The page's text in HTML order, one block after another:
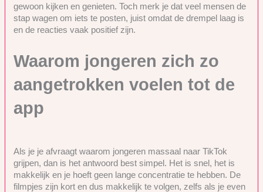
gewoon kijken en genieten. Toch merk je dat veel mensen de
stap wagen om iets te posten, juist omdat de drempel laag is
en de reacties vaak positief zijn.
Waarom jongeren zich zo
aangetrokken voelen tot de
app
Als je je afvraagt waarom jongeren massaal naar TikTok
grijpen, dan is het antwoord best simpel. Het is snel, het is
makkelijk en je hoeft geen lange concentratie te hebben. De
filmpjes zijn kort en dus makkelijk te volgen, zelfs als je even